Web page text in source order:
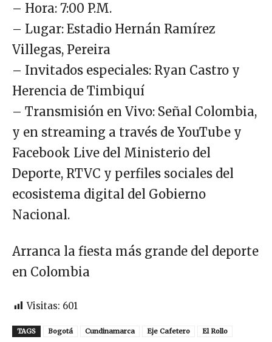
– Hora: 7:00 P.M.
– Lugar: Estadio Hernán Ramírez
Villegas, Pereira
– Invitados especiales: Ryan Castro y
Herencia de Timbiquí
– Transmisión en Vivo: Señal Colombia,
y en streaming a través de YouTube y
Facebook Live del Ministerio del
Deporte, RTVC y perfiles sociales del
ecosistema digital del Gobierno
Nacional.
Arranca la fiesta más grande del deporte
en Colombia
Visitas: 601
TAGS Bogotá Cundinamarca Eje Cafetero El Rollo